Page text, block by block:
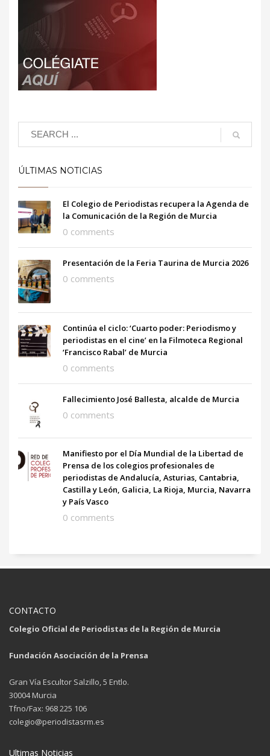
ÚLTIMAS NOTICIAS
El Colegio de Periodistas recupera la Agenda de
la Comunicación de la Región de Murcia
0 comments
Presentación de la Feria Taurina de Murcia 2026
0 comments
Continúa el ciclo: ‘Cuarto poder: Periodismo y
periodistas en el cine’ en la Filmoteca Regional
‘Francisco Rabal’ de Murcia
0 comments
Fallecimiento José Ballesta, alcalde de Murcia
0 comments
Manifiesto por el Día Mundial de la Libertad de
Prensa de los colegios profesionales de
periodistas de Andalucía, Asturias, Cantabria,
Castilla y León, Galicia, La Rioja, Murcia, Navarra
y País Vasco
0 comments
CONTACTO
Colegio Oficial de Periodistas de la Región de Murcia
Fundación Asociación de la Prensa
Gran Vía Escultor Salzillo, 5 Entlo.
30004 Murcia
Tfno/Fax: 968 225 106
colegio@periodistasrm.es
Ultimas Noticias